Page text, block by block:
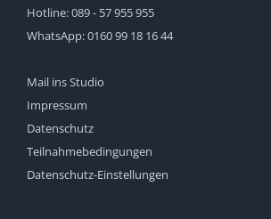
Hotline:089 - 57 955 955
WhatsApp:0160 99 18 16 44
Mail ins Studio
Impressum
Datenschutz
Teilnahmebedingungen
Datenschutz-Einstellungen